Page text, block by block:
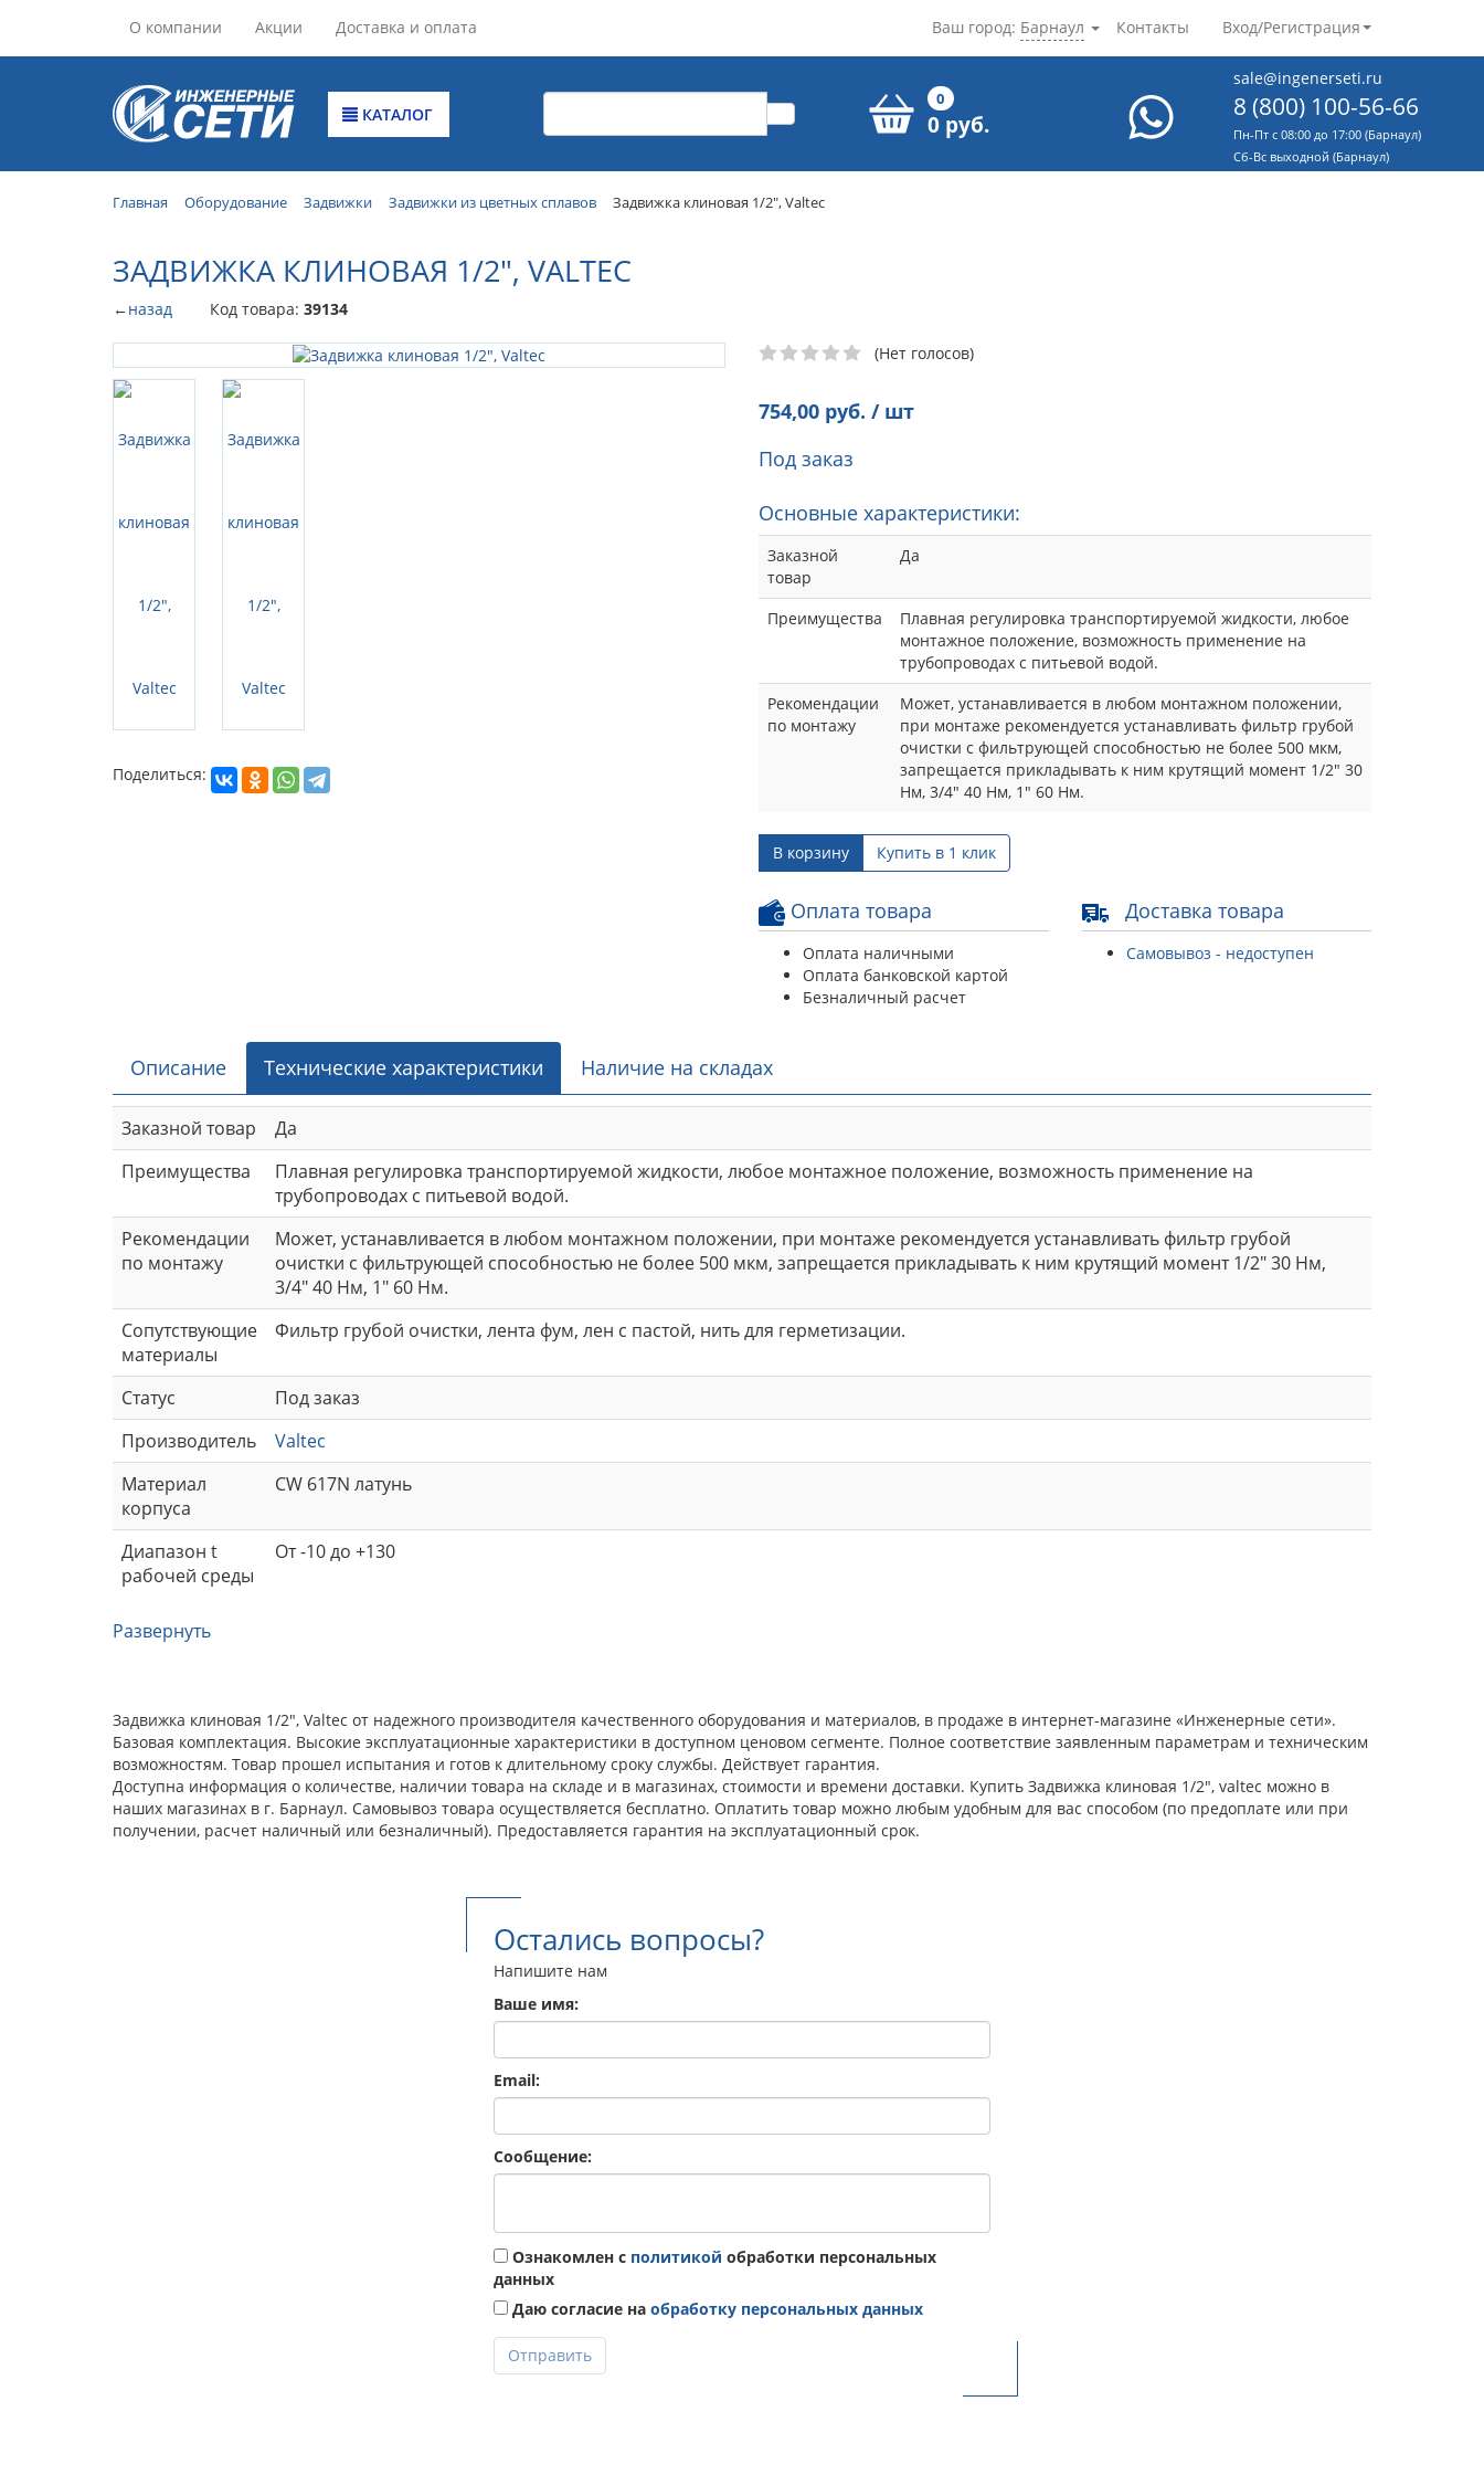
О компании Акции Доставка и оплата Контакты Вход/Регистрация
Ваш город: Барнаул
КАТАЛОГ
0
0 руб.
sale@ingenerseti.ru
8 (800) 100-56-66
Пн-Пт с 08:00 до 17:00 (Барнаул)
Cб-Вс выходной (Барнаул)
Главная Оборудование Задвижки Задвижки из цветных сплавов Задвижка клиновая 1/2", Valtec
ЗАДВИЖКА КЛИНОВАЯ 1/2", VALTEC
←назад Код товара: 39134
Поделиться:
(Нет голосов)
754,00 руб. / шт
Под заказ
Основные характеристики:
Заказной
товар
Да
Преимущества
Плавная регулировка транспортируемой жидкости, любое
монтажное положение, возможность применение на
трубопроводах с питьевой водой.
Рекомендации
по монтажу
Может, устанавливается в любом монтажном положении,
при монтаже рекомендуется устанавливать фильтр грубой
очистки с фильтрующей способностью не более 500 мкм,
запрещается прикладывать к ним крутящий момент 1/2" 30
Нм, 3/4" 40 Нм, 1" 60 Нм.
В корзину Купить в 1 клик
Оплата товара
Оплата наличными
Оплата банковской картой
Безналичный расчет
Доставка товара
Самовывоз - недоступен
Описание Технические характеристики Наличие на складах
Заказной товар
Да
Преимущества
Плавная регулировка транспортируемой жидкости, любое монтажное положение, возможность применение на
трубопроводах с питьевой водой.
Рекомендации
по монтажу
Может, устанавливается в любом монтажном положении, при монтаже рекомендуется устанавливать фильтр грубой
очистки с фильтрующей способностью не более 500 мкм, запрещается прикладывать к ним крутящий момент 1/2" 30 Нм,
3/4" 40 Нм, 1" 60 Нм.
Сопутствующие
материалы
Фильтр грубой очистки, лента фум, лен с пастой, нить для герметизации.
Статус
Под заказ
Производитель
Valtec
Материал
корпуса
CW 617N латунь
Диапазон t
рабочей среды
От -10 до +130
Развернуть
Задвижка клиновая 1/2", Valtec от надежного производителя качественного оборудования и материалов, в продаже в интернет-магазине «Инженерные сети».
Базовая комплектация. Высокие эксплуатационные характеристики в доступном ценовом сегменте. Полное соответствие заявленным параметрам и техническим
возможностям. Товар прошел испытания и готов к длительному сроку службы. Действует гарантия.
Доступна информация о количестве, наличии товара на складе и в магазинах, стоимости и времени доставки. Купить Задвижка клиновая 1/2", valtec можно в
наших магазинах в г. Барнаул. Самовывоз товара осуществляется бесплатно. Оплатить товар можно любым удобным для вас способом (по предоплате или при
получении, расчет наличный или безналичный). Предоставляется гарантия на эксплуатационный срок.
Остались вопросы?
Напишите нам
Ваше имя:
Email:
Сообщение:
Ознакомлен с политикой обработки персональных
данных
Даю согласие на обработку персональных данных
Отправить